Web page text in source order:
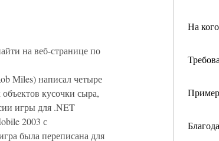
На
на веб-странице по
Miles) написал четыре
кусочки сыра,
игры для .NET
2003 с
была переписана для